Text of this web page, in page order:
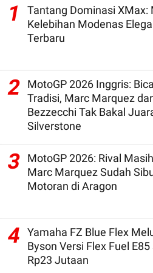
1
Tantang Dominasi XMax:
Kelebihan Modenas
Terbaru
2
MotoGP 2026 Inggris:
Tradisi, Marc Marquez
Bezzecchi Tak Bakal Juara
Silverstone
3
MotoGP 2026: Rival
Marc Marquez Sudah
Motoran di Aragon
4
Yamaha FZ Blue Flex
Byson Versi Flex Fuel
Rp23 Jutaan